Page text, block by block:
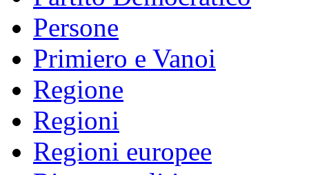
Persone
Primiero e Vanoi
Regione
Regioni
Regioni europee